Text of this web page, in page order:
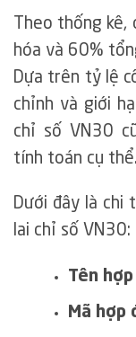
Theo thống
hóa và 60%
Dựa trên tỷ lệ
chỉnh và giới
chỉ số VN30
tính toán cụ thể.
Dưới đây là chi
lai chỉ số VN30:
Tên
Mã hợp